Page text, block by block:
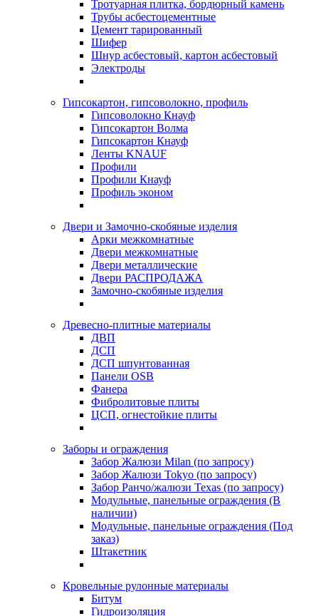
Тротуарная плитка, бордюрный камень
Трубы асбестоцементные
Цемент тарированный
Шифер
Шнур асбестовый, картон асбестовый
Электроды
Гипсокартон, гипсоволокно, профиль
Гипсоволокно Кнауф
Гипсокартон Волма
Гипсокартон Кнауф
Ленты KNAUF
Профили
Профили Кнауф
Профиль эконом
Двери и Замочно-скобяные изделия
Арки межкомнатные
Двери межкомнатные
Двери металлические
Двери РАСПРОДАЖА
Замочно-скобяные изделия
Древесно-плитные материалы
ДВП
ДСП
ДСП шпунтованная
Панели OSB
Фанера
Фибролитовые плиты
ЦСП, огнестойкие плиты
Заборы и ограждения
Забор Жалюзи Milan (по запросу)
Забор Жалюзи Tokyo (по запросу)
Забор Ранчо/жалюзи Texas (по запросу)
Модульные, панельные ограждения (В
наличии)
Модульные, панельные ограждения (Под
заказ)
Штакетник
Кровельные рулонные материалы
Битум
Гидроизоляция